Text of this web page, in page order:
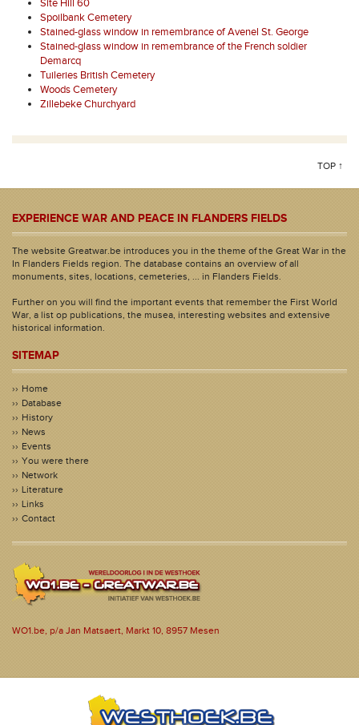
Site Hill 60
Spoilbank Cemetery
Stained-glass window in remembrance of Avenel St. George
Stained-glass window in remembrance of the French soldier
Demarcq
Tuileries British Cemetery
Woods Cemetery
Zillebeke Churchyard
TOP ↑
EXPERIENCE WAR AND PEACE IN FLANDERS FIELDS
The website Greatwar.be introduces you in the theme of the Great War in the
In Flanders Fields region. The database contains an overview of all
monuments, sites, locations, cemeteries, ... in Flanders Fields.
Further on you will find the important events that remember the First World
War, a list op publications, the musea, interesting websites and extensive
historical information.
SITEMAP
Home
Database
History
News
Events
You were there
Network
Literature
Links
Contact
WO1.be, p/a Jan Matsaert, Markt 10, 8957 Mesen